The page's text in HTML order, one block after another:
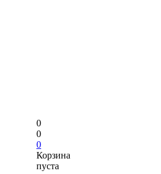
0
0
0
Корзина
пуста